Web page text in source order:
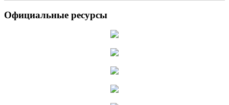
Официальные ресурсы